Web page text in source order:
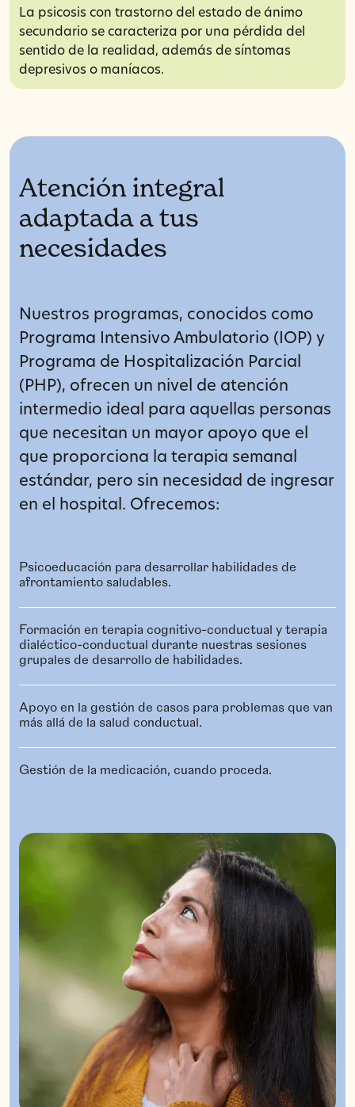
La psicosis con trastorno del estado de ánimo
secundario se caracteriza por una pérdida del
sentido de la realidad, además de síntomas
depresivos o maníacos.
Atención integral
adaptada a tus
necesidades
Nuestros programas, conocidos como
Programa Intensivo Ambulatorio (IOP) y
Programa de Hospitalización Parcial
(PHP), ofrecen un nivel de atención
intermedio ideal para aquellas personas
que necesitan un mayor apoyo que el
que proporciona la terapia semanal
estándar, pero sin necesidad de ingresar
en el hospital. Ofrecemos:
Psicoeducación para desarrollar habilidades de
afrontamiento saludables.
Formación en terapia cognitivo-conductual y terapia
dialéctico-conductual durante nuestras sesiones
grupales de desarrollo de habilidades.
Apoyo en la gestión de casos para problemas que van
más allá de la salud conductual.
Gestión de la medicación, cuando proceda.